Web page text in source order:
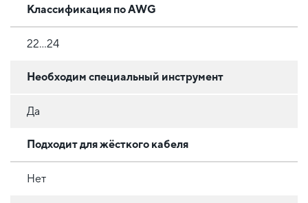
Классификация по AWG
22...24
Необходим специальный инструмент
Да
Подходит для жёсткого кабеля
Нет